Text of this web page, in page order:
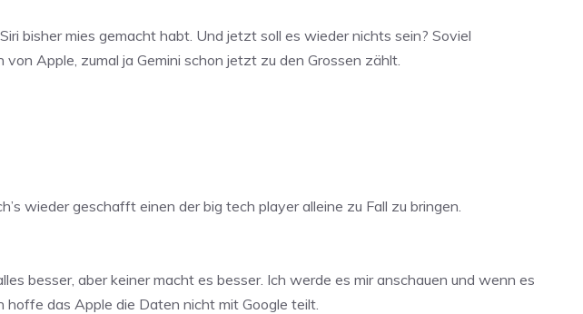
bisher mies gemacht habt. Und jetzt soll es wieder nichts sein? Soviel
Apple, zumal ja Gemini schon jetzt zu den Grossen zählt.
wieder geschafft einen der big tech player alleine zu Fall zu bringen.
besser, aber keiner macht es besser. Ich werde es mir anschauen und wenn es
das Apple die Daten nicht mit Google teilt.